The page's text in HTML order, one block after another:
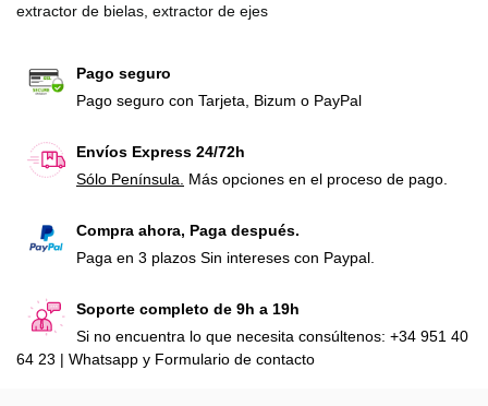
extractor de bielas, extractor de ejes
Pago seguro
Pago seguro con Tarjeta, Bizum o PayPal
Envíos Express 24/72h
Sólo Península.
Más opciones en el proceso de pago.
Compra ahora, Paga después.
Paga en 3 plazos Sin intereses con Paypal.
Soporte completo de 9h a 19h
Si no encuentra lo que necesita consúltenos: +34 951 40
64 23 | Whatsapp y Formulario de contacto